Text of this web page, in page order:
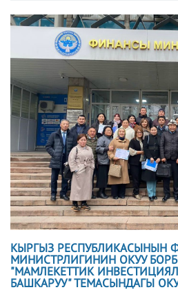
КЫРГЫЗ РЕСПУБЛИКАСЫНЫН
МИНИСТРЛИГИНИН ОКУУ
"МАМЛЕКЕТТИК
БАШКАРУУ" ТЕМАСЫНДАГЫ